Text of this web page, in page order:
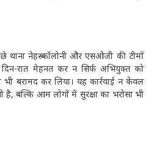
नेहरू कॉलोनी और एसओजी की टीमों
रात मेहनत कर न सिर्फ अभियुक्त को
भी बरामद कर लिया। यह कार्रवाई न केवल
है, बल्कि आम लोगों में सुरक्षा का भरोसा भी